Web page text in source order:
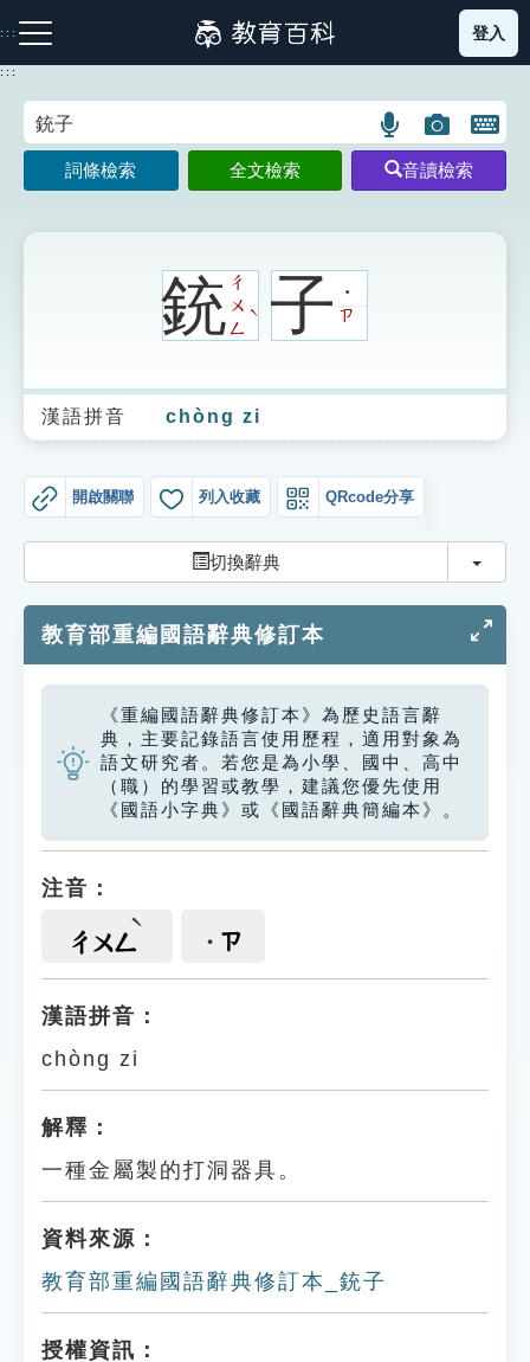
到
主
:::
注音索引圖示 筆畫索引圖示 部首索引表圖示
生字詞彙表
成語故事
索引選單
單字索引
生命大百科索引
遊戲專區
教學應用
貓頭鷹博士
登入
:::
語
言
搜
圖
片
搜
開
鍵
圖
詞條檢索 全文檢索 音讀檢索
銃ㄔ
ㄨ
ㄥ
ˋ 子 ˙
ㄗ
漢語拼音 chòng zi
開啟關聯 列入收藏 QRcode分享
切換辭典 切換
教育部重編國語辭典修訂本
《重編國語辭典修訂本》為歷史語言辭
典，主要記錄語言使用歷程，適用對象為
語文研究者。若您是為小學、國中、高中
（職）的學習或教學，建議您優先使用
《國語小字典》或《國語辭典簡編本》。
注音：
ㄔㄨㄥ ㄗ
漢語拼音：
chòng zi
解釋：
一種金屬製的打洞器具。
資料來源：
教育部重編國語辭典修訂本_銃子
授權資訊：